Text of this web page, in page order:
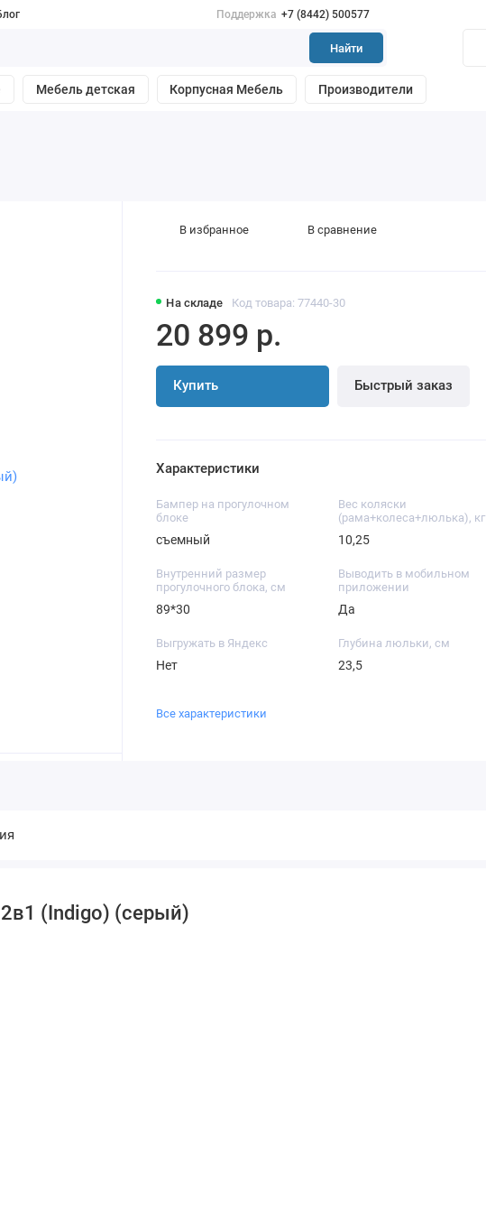
Поддержка +7 (8442) 500577
Найти
Мебель детская Корпусная Мебель Производители
На складе Код товара: 77440-30
20 899 р.
Купить Быстрый заказ
В избранное В сравнение
Характеристики
Бампер на прогулочном
блоке
съемный
Вес коляски
(рама+колеса+люлька), кг
10,25
Внутренний размер
прогулочного блока, см
89*30
Выводить в мобильном
приложении
Да
Выгружать в Яндекс
Нет
Глубина люльки, см
23,5
Все характеристики
2в1 (Indigo) (серый)